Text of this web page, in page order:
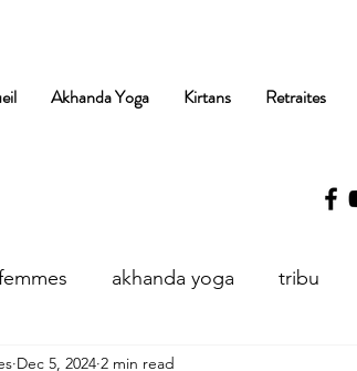
Akhanda Yoga Kirtans Retraites
akhanda yoga tribu
Dec 5, 2024 2 min read